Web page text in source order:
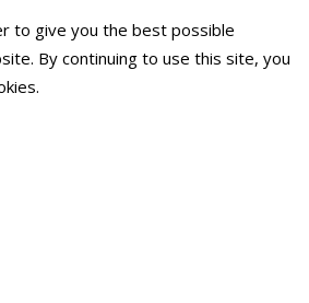
to give you the best possible
By continuing to use this site, you